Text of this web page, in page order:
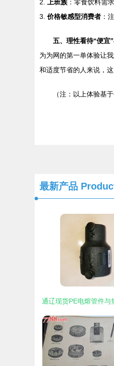
2.
上班族 ：零食饮料需
3. 价格敏感型消费者 ：
五、理性看待“便宜
为为网的第一单体验让
和适度节省的人来说，
（注：以上体验基
最新产品